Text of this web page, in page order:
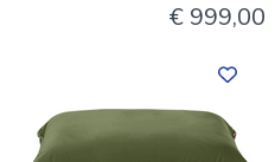
€ 999,00